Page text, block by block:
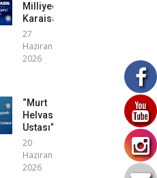
Milliyeci
Karaisalı”
27
Haziran
2026
“Murt
Helvası
Ustası”
20
Haziran
2026